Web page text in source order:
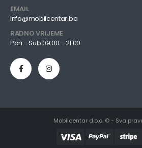
EMAIL
info@mobilcentar.ba
RADNO VRIJEME
Pon - Sub 09:00 - 21:00
Mobilcentar d.o.o. © - Sva